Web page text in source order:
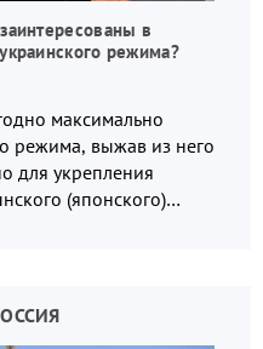
в
режима?
максимально
режима, выжав из него
для укрепления
(японского)